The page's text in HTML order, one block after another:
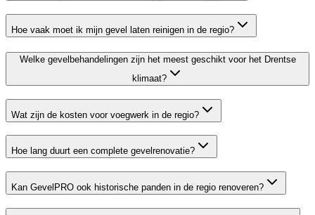
Hoe vaak moet ik mijn gevel laten reinigen in de regio?
Welke gevelbehandelingen zijn het meest geschikt voor het Drentse
klimaat?
Wat zijn de kosten voor voegwerk in de regio?
Hoe lang duurt een complete gevelrenovatie?
Kan GevelPRO ook historische panden in de regio renoveren?